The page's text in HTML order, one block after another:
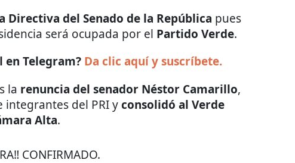
Directiva del Senado de la República pues
será ocupada por el Partido Verde.
en Telegram? Da clic aquí y suscríbete.
la renuncia del senador Néstor Camarillo,
integrantes del PRI yconsolidó al Verde
Alta.
CONFIRMADO.